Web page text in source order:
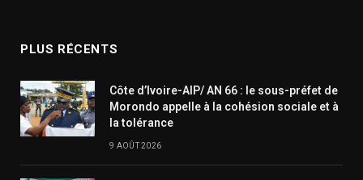
PLUS RÉCENTS
Côte d’Ivoire-AIP/ AN 66 : le sous-préfet de
Morondo appelle à la cohésion sociale et à
la tolérance
9 AOÛT 2026